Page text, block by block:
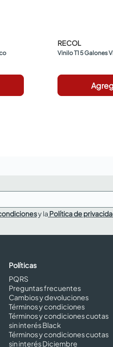
RECOL
Vinilo T1 5 Galones
y la Política de
Políticas
PQRS
Preguntas frecuentes
Cambios y devoluciones
Términos y condiciones
Términos y condiciones cuotas
sin interés Black
Términos y condiciones cuotas
sin interés Diciembre